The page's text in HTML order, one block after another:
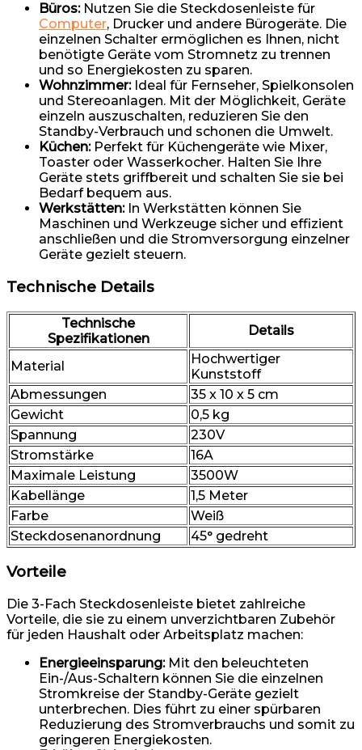
Büros:Nutzen Sie die Steckdosenleiste für
Computer, Drucker und andere Bürogeräte. Die
einzelnen Schalter ermöglichen es Ihnen, nicht
benötigte Geräte vom Stromnetz zu trennen
und so Energiekosten zu sparen.
Wohnzimmer:Ideal für Fernseher, Spielkonsolen
und Stereoanlagen. Mit der Möglichkeit, Geräte
einzeln auszuschalten, reduzieren Sie den
Standby-Verbrauch und schonen die Umwelt.
Küchen:Perfekt für Küchengeräte wie Mixer,
Toaster oder Wasserkocher. Halten Sie Ihre
Geräte stets griffbereit und schalten Sie sie bei
Bedarf bequem aus.
Werkstätten:In Werkstätten können Sie
Maschinen und Werkzeuge sicher und effizient
anschließen und die Stromversorgung einzelner
Geräte gezielt steuern.
Technische Details
Technische
Spezifikationen
Details
Material
Hochwertiger
Kunststoff
Abmessungen
35 x 10 x 5 cm
Gewicht
0,5 kg
Spannung
230V
Stromstärke
16A
Maximale Leistung
3500W
Kabellänge
1,5 Meter
Farbe
Weiß
Steckdosenanordnung
45° gedreht
Vorteile
Die 3-Fach Steckdosenleiste bietet zahlreiche
Vorteile, die sie zu einem unverzichtbaren Zubehör
für jeden Haushalt oder Arbeitsplatz machen:
Energieeinsparung:Mit den beleuchteten
Ein-/Aus-Schaltern können Sie die einzelnen
Stromkreise der Standby-Geräte gezielt
unterbrechen. Dies führt zu einer spürbaren
Reduzierung des Stromverbrauchs und somit zu
geringeren Energiekosten.